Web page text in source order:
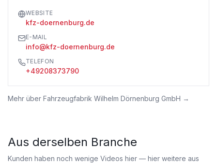
WEBSITE
kfz-doernenburg.de
E-MAIL
info@kfz-doernenburg.de
TELEFON
+49208373790
Mehr über Fahrzeugfabrik Wilhelm Dörnenburg GmbH →
Aus derselben Branche
Kunden haben noch wenige Videos hier — hier weitere aus